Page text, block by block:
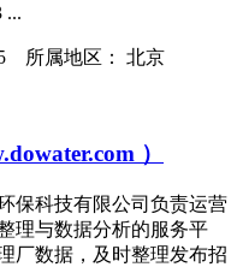
...
所属地区： 北京
）
保科技有限公司负责运营
理与数据分析的服务平
厂数据，及时整理发布招